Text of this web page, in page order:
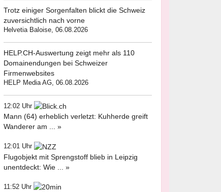
Trotz einiger Sorgenfalten blickt die Schweiz
zuversichtlich nach vorne
Helvetia Baloise, 06.08.2026
HELP.CH-Auswertung zeigt mehr als 110
Domainendungen bei Schweizer
Firmenwebsites
HELP Media AG, 06.08.2026
12:02 Uhr
Mann (64) erheblich verletzt: Kuhherde greift
Wanderer am ... »
12:01 Uhr
Flugobjekt mit Sprengstoff blieb in Leipzig
unentdeckt: Wie ... »
11:52 Uhr